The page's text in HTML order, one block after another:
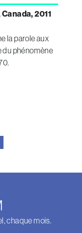
2011
la parole aux
du phénomène
chaque mois.